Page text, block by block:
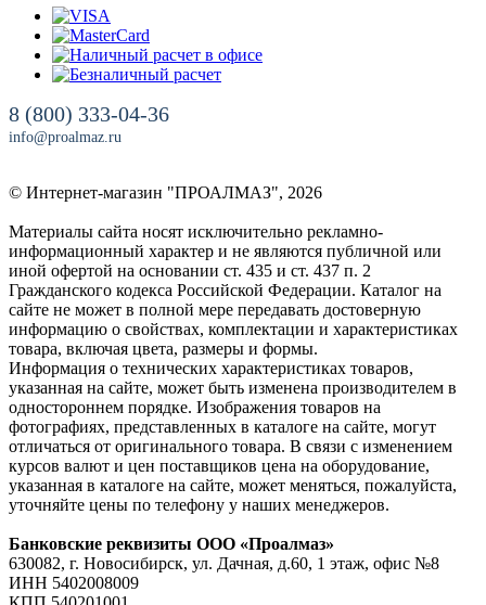
8 (800) 333-04-36
info@proalmaz.ru
© Интернет-магазин "ПРОАЛМАЗ", 2026
Материалы сайта носят исключительно рекламно-
информационный характер и не являются публичной или
иной офертой на основании ст. 435 и ст. 437 п. 2
Гражданского кодекса Российской Федерации. Каталог на
сайте не может в полной мере передавать достоверную
информацию о свойствах, комплектации и характеристиках
товара, включая цвета, размеры и формы.
Информация о технических характеристиках товаров,
указанная на сайте, может быть изменена производителем в
одностороннем порядке. Изображения товаров на
фотографиях, представленных в каталоге на сайте, могут
отличаться от оригинального товара. В связи с изменением
курсов валют и цен поставщиков цена на оборудование,
указанная в каталоге на сайте, может меняться, пожалуйста,
уточняйте цены по телефону у наших менеджеров.
Банковские реквизиты ООО «Проалмаз»
630082, г. Новосибирск, ул. Дачная, д.60, 1 этаж, офис №8
ИНН 5402008009